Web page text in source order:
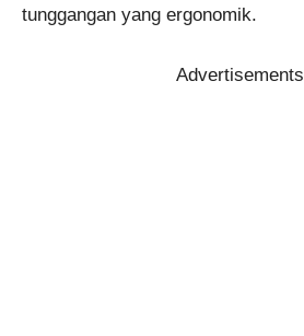
tunggangan yang ergonomik.
Advertisements